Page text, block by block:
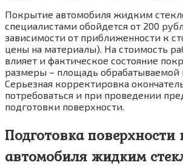
Покрытие автомобиля жидким
специалистами обойдется от 200
зависимости от приближенности к
цены на материалы). На стоимость
влияет и фактическое состояние
размеры – площадь обрабатываемой
Серьезная корректировка
потребоваться и при проведении
подготовки поверхности.
Подготовка
автомобиля жидким